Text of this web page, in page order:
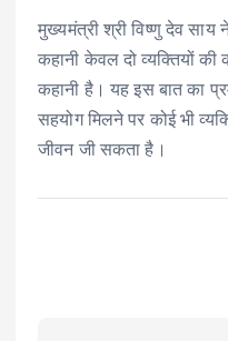
मुख्यमंत्री श्री विष्णु देव
कहानी केवल दो व्यक्तियों
कहानी है। यह इस बात का
सहयोग मिलने पर कोई भी
जीवन जी सकता है।